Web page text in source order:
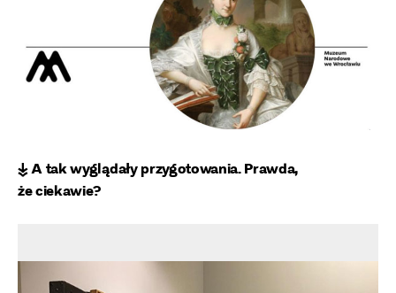
↡ A tak wyglądały przygotowania. Prawda,
że ciekawie?